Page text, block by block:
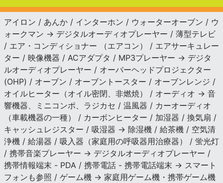
アイロン / あんか / インターホン / ウォーターオーブン / ウ
ォークマン → デジタルオーディオプレーヤー / 薄型テレビ
/ エア・コンディショナー （エアコン） / エアサーキュレー
ター / 映像機器 / ACアダプタ / MP3プレーヤー → デジタ
ルオーディオプレーヤー / オーバーヘッドプロジェクター
(OHP) / オーブン / オーブントースター / オーブンレンジ /
オイルヒーター（オイル密閉、非燃焼） / オーディオ → 音
響機器、ミニコンポ、ラジカセ / 温風器 / カーオーディオ
（車載機器の一種） / カーボンヒーター / 加湿器 / 換気扇 /
キャッシュレジスター / 吸湿器 → 除湿機 / 給茶機 / 空気清
浄機 / 給湯器 / 吸入器（家庭用の呼吸器用治療器） / 蛍光灯
/ 携帯音楽プレーヤー → デジタルオーディオプレーヤー /
携帯情報端末 - PDA / 携帯電話 - 携帯電話端末 → スマート
フォンも参照 / ゲーム機 → 家庭用ゲーム機・携帯ゲーム機